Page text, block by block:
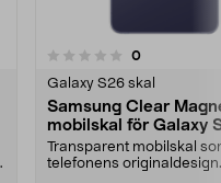
0recensioner
Galaxy S26 skal
Samsung Clear
mobilskal för Galaxy
Ultra
Transparent mobilskal
telefonens originaldesign.
0.0 av 5 stjärnor